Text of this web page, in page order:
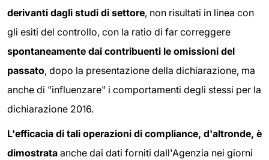
derivanti dagli studi di settore, non risultati in linea con
gli esiti del controllo, con la ratio di far correggere
spontaneamente dai contribuenti le omissioni del
passato, dopo la presentazione della dichiarazione, ma
anche di "influenzare" i comportamenti degli stessi per la
dichiarazione 2016.
L'efficacia di tali operazioni di compliance, d'altronde, è
dimostrata anche dai dati forniti dall'Agenzia nei giorni